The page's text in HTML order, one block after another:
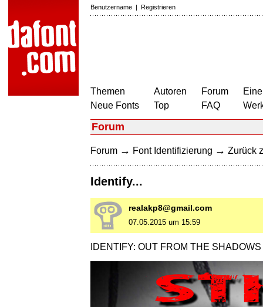
Benutzername | Registrieren
Themen
Neue Fonts
Autoren
Top
Forum
FAQ
Forum
Forum → Font Identifizierung → Zurück
Identify...
realakp8@gmail.com
07.05.2015 um 15:59
IDENTIFY: OUT FROM THE SHADOWS